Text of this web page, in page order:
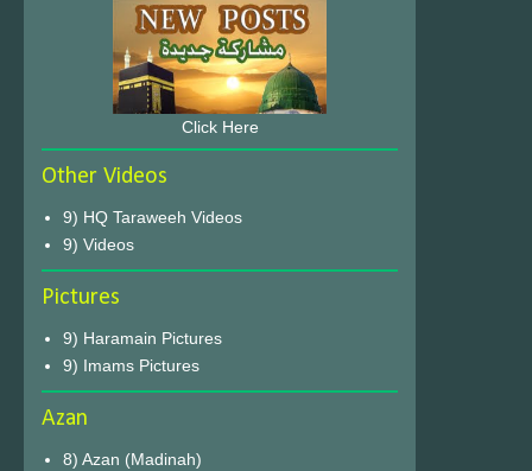
Click Here
Other Videos
9) HQ Taraweeh Videos
9) Videos
Pictures
9) Haramain Pictures
9) Imams Pictures
Azan
8) Azan (Madinah)